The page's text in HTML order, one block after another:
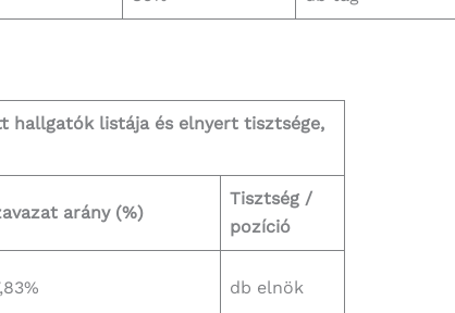
hallgatók listája és elnyert tisztsége,
arány (%)
Tisztség /
pozíció
db elnök